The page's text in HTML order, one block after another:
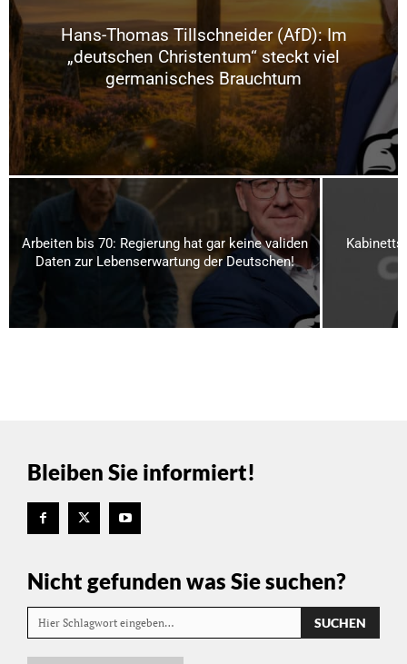
Hans-Thomas Tillschneider (AfD): Im
„deutschen Christentum“ steckt viel
germanisches Brauchtum
Arbeiten bis 70: Regierung hat gar keine validen
Daten zur Lebenserwartung der Deutschen!
Bleiben Sie informiert!
Nicht gefunden was Sie suchen?
Hier Schlagwort eingeben… SUCHEN